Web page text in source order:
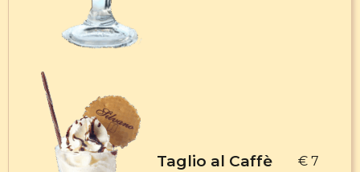
Taglio al Caffè
€ 7